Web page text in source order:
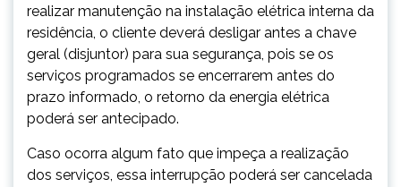
realizar manutenção na instalação elétrica interna da
residência, o cliente deverá desligar antes a chave
geral (disjuntor) para sua segurança, pois se os
serviços programados se encerrarem antes do
prazo informado, o retorno da energia elétrica
poderá ser antecipado.
Caso ocorra algum fato que impeça a realização
dos serviços, essa interrupção poderá ser cancelada